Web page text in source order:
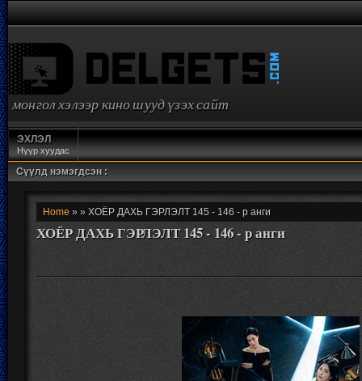
монгол хэлээр кино шууд үзэх сайт
ЭХЛЭЛ
Нүүр хуудас
Сүүлд нэмэгдсэн :
Home » » ХОЁР ДАХЬ ГЭРЛЭЛТ 145 - 146 - р анги
ХОЁР ДАХЬ ГЭРЛЭЛТ 145 - 146 - р анги